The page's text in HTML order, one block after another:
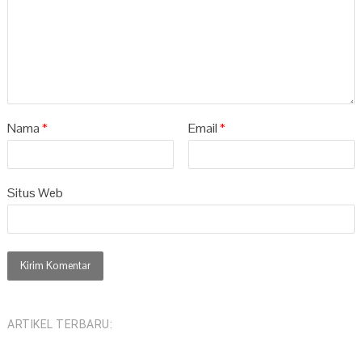
Nama* Email*
Situs Web
ARTIKEL TERBARU: